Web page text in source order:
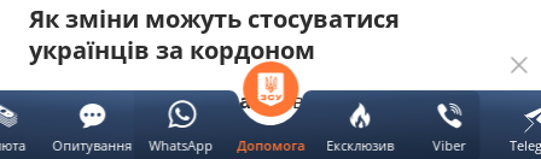
Як зміни можуть стосуватися
українців за кордоном
ОкремоМарина Бекалозвернула увагу на
українських чоловіків, які перебувають за
Допомога Ексклюзив Viber
Опитування WhatsApp